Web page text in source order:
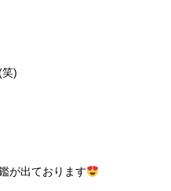
)
が出ております